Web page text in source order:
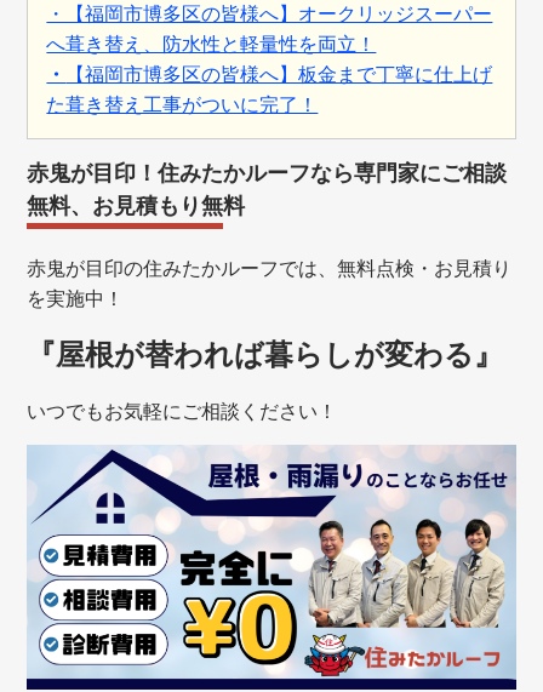
・【福岡市博多区の皆様へ】オークリッジスーパー
へ葺き替え、防水性と軽量性を両立！
・
【福岡市博多区の皆様へ】板金まで丁寧に仕上げ
た葺き替え工事がついに完了！
赤鬼が目印！住みたかルーフなら専門家にご相談
無料、お見積もり無料
赤鬼が目印の住みたかルーフでは、無料点検・お見積り
を実施中！
『屋根が替われば暮らしが変わる』
いつでもお気軽にご相談ください！